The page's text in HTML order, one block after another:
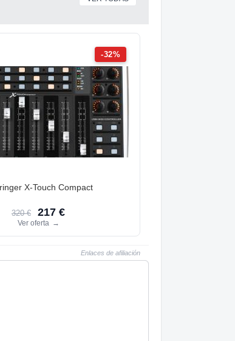
-32%
X-Touch Compact
320 € 217 €
Ver oferta →
Enlaces de afiliación